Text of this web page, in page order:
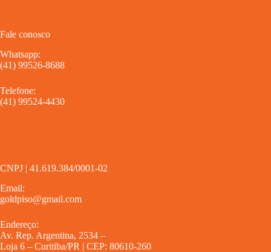
Fale conosco
Whatsapp:
(41) 99526-8688
Telefone:
(41) 99524-4430
CNPJ | 41.619.384/0001-02
Email:
goldpiso@gmail.com
Endereço:
Av. Rep. Argentina, 2534 –
Loja 6 – Curitiba/PR | CEP: 80610-260